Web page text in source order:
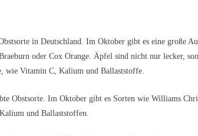
in Deutschland. Im Oktober gibt es eine große
oder Cox Orange. Äpfel sind nicht nur lecker,
wie Vitamin C, Kalium und Ballaststoffe.
Obstsorte. Im Oktober gibt es Sorten wie Williams
und Ballaststoffen.